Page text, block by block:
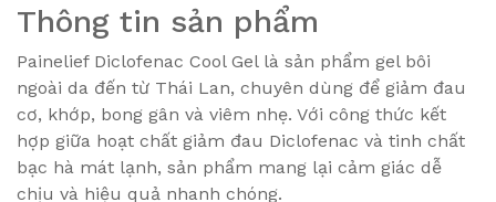
Thông tin sản phẩm
Painelief Diclofenac Cool Gel là sản phẩm gel bôi
ngoài da đến từ Thái Lan, chuyên dùng để giảm đau
cơ, khớp, bong gân và viêm nhẹ. Với công thức kết
hợp giữa hoạt chất giảm đau Diclofenac và tinh chất
bạc hà mát lạnh, sản phẩm mang lại cảm giác dễ
chịu và hiệu quả nhanh chóng.